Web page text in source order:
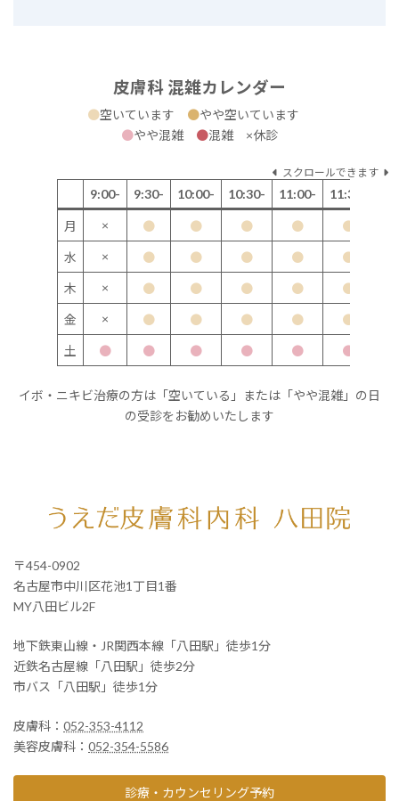
皮膚科 混雑カレンダー
●空いています ●やや空いています
●やや混雑 ●混雑 ×休診
スクロールできます
9:00- 9:30- 10:00- 10:30- 11:00- 11:30-
月 × ● ● ● ● ●
水 × ● ● ● ● ●
木 × ● ● ● ● ●
金 × ● ● ● ● ●
土 ● ● ● ● ● ●
イボ・ニキビ治療の方は「空いている」または「やや混雑」の日
の受診をお勧めいたします
〒454-0902
名古屋市中川区花池1丁目1番
MY八田ビル2F
地下鉄東山線・JR関西本線「八田駅」徒歩1分
近鉄名古屋線「八田駅」徒歩2分
市バス「八田駅」徒歩1分
皮膚科： 052-353-4112
美容皮膚科： 052-354-5586
診療・カウンセリング予約